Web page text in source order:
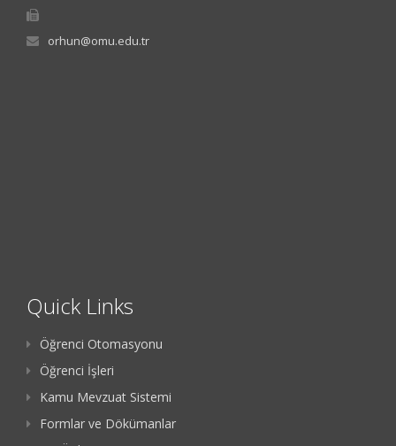
orhun@omu.edu.tr
Quick Links
Öğrenci Otomasyonu
Öğrenci İşleri
Kamu Mevzuat Sistemi
Formlar ve Dökümanlar